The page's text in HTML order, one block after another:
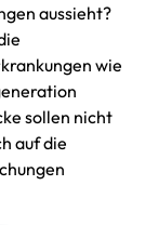
aussieht?
wie
sollen nicht
auf die